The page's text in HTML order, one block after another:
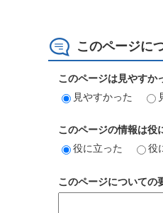
このページに
このページは見やすか
見やすかった
このページの情報は役
役に立った
役
このページについての